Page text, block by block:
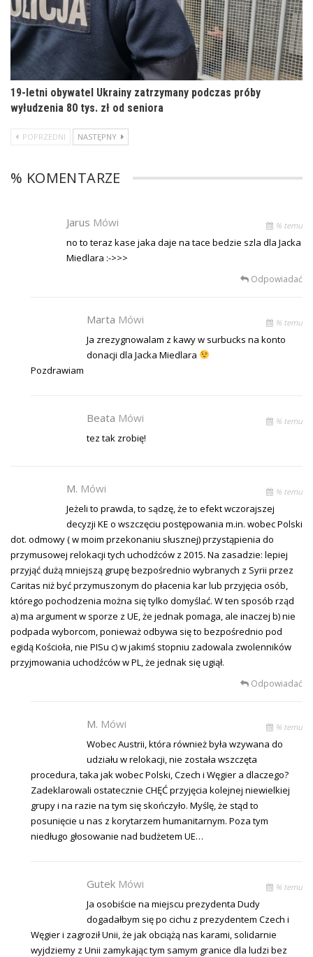
19-letni obywatel Ukrainy zatrzymany podczas próby
wyłudzenia 80 tys. zł od seniora
POPRZEDNI NASTĘPNY
% KOMENTARZE
Jarus Mówi % temu
no to teraz kase jaka daje na tace bedzie szla dla Jacka
Miedlara :->>>
Odpowiadać
Marta Mówi % temu
Ja zrezygnowalam z kawy w surbucks na konto
donacji dla Jacka Miedlara
Pozdrawiam
Beata Mówi % temu
tez tak zrobię!
M. Mówi % temu
Jeżeli to prawda, to sądzę, że to efekt wczorajszej
decyzji KE o wszczęciu postępowania m.in. wobec Polski
dot. odmowy ( w moim przekonaniu słusznej) przystąpienia do
przymusowej relokacji tych uchodźców z 2015. Na zasadzie: lepiej
przyjąć dużą mniejszą grupę bezpośrednio wybranych z Syrii przez
Caritas niż być przymuszonym do płacenia kar lub przyjęcia osób,
którego pochodzenia można się tylko domyślać. W ten sposób rząd
a) ma argument w sporze z UE, że jednak pomaga, ale inaczej b) nie
podpada wyborcom, ponieważ odbywa się to bezpośrednio pod
egidą Kościoła, nie PISu c) w jakimś stopniu zadowala zwolenników
przyjmowania uchodźców w PL, że jednak się ugiął.
Odpowiadać
M. Mówi % temu
Wobec Austrii, która również była wzywana do
udziału w relokacji, nie została wszczęta
procedura, taka jak wobec Polski, Czech i Węgier a dlaczego?
Zadeklarowali ostatecznie CHĘĆ przyjęcia kolejnej niewielkiej
grupy i na razie na tym się skończyło. Myślę, że stąd to
posunięcie u nas z korytarzem humanitarnym. Poza tym
niedługo głosowanie nad budżetem UE…
Gutek Mówi % temu
Ja osobiście na miejscu prezydenta Dudy
dogadałbym się po cichu z prezydentem Czech i
Węgier i zagroził Unii, że jak obciążą nas karami, solidarnie
wyjdziemy z Unii zamykając tym samym granice dla ludzi bez